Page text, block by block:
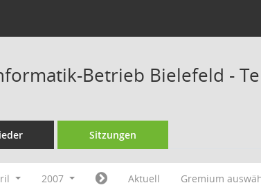
Betrieb Bielefeld -
Sitzungen
2007 Aktuell Gremium